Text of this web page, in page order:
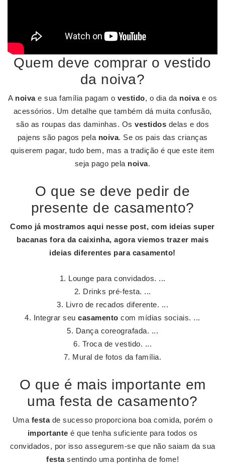
Quem deve comprar o vestido
da noiva?
A noivae sua família pagam o vestido, o dia da noivae os
acessórios. Um detalhe que também dá muita confusão,
são as roupas das daminhas. Osvestidos delas e dos
pajens são pagos pela noiva. Se os pais das crianças
quiserem pagar, tudo bem, mas a tradição é que este item
seja pago pela noiva.
O que se deve pedir de
presente de casamento?
Como já mostramos aqui nesse post, com ideias super
bacanas fora da caixinha, agora viemos trazer mais
ideias diferentes para casamento!
Lounge para convidados. ...
Drinks pré-festa. ...
Livro de recados diferente. ...
Integrar seucasamento com mídias sociais. ...
Dança coreografada. ...
Troca de vestido. ...
Mural de fotos da família.
O que é mais importante em
uma festa de casamento?
Uma festade sucesso proporciona boa comida, porém o
importante é que tenha suficiente para todos os
convidados, por isso assegurem-se que não saiam da sua
festasentindo uma pontinha de fome!